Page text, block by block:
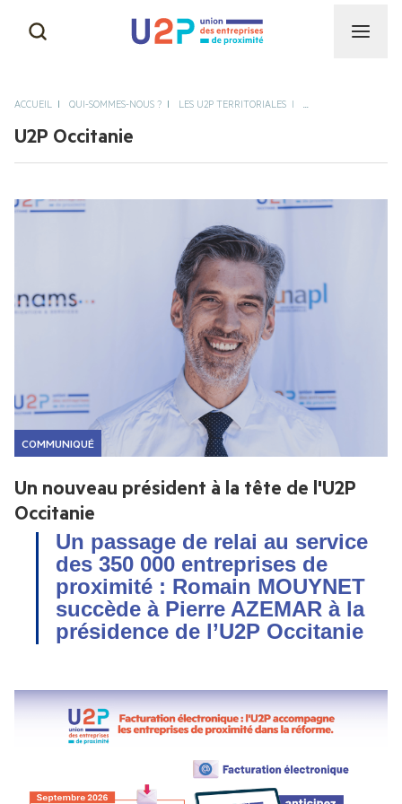
SUCCÈS
NOS INSTANCES
NOTRE ÉQUIPE
UNAPL
CNATP
AUTRES ACTIVITÉS DE
PROXIMITÉ
TOUS LES MEMBRES
COMMUNIQUÉS DE PRESSE
PHOTOS
CHAÎNE YOUTUBE
ACCUEIL QUI-SOMMES-NOUS ? LES U2P TERRITORIALES ...
U2P Occitanie
COMMUNIQUÉ
Un nouveau président à la tête de l'U2P
Occitanie
Un passage de relai au service
des 350 000 entreprises de
proximité : Romain MOUYNET
succède à Pierre AZEMAR à la
présidence de l’U2P Occitanie